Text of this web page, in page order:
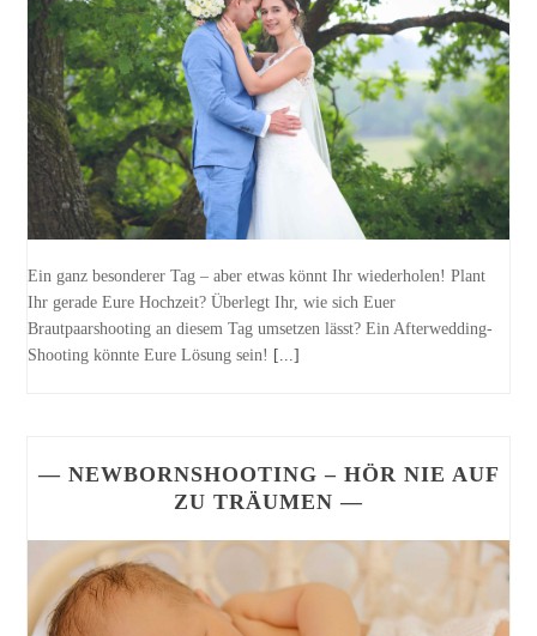
Ein ganz besonderer Tag – aber etwas könnt Ihr wiederholen! Plant
Ihr gerade Eure Hochzeit? Überlegt Ihr, wie sich Euer
Brautpaarshooting an diesem Tag umsetzen lässt? Ein Afterwedding-
Shooting könnte Eure Lösung sein! [...]
— NEWBORNSHOOTING – HÖR NIE AUF
ZU TRÄUMEN —